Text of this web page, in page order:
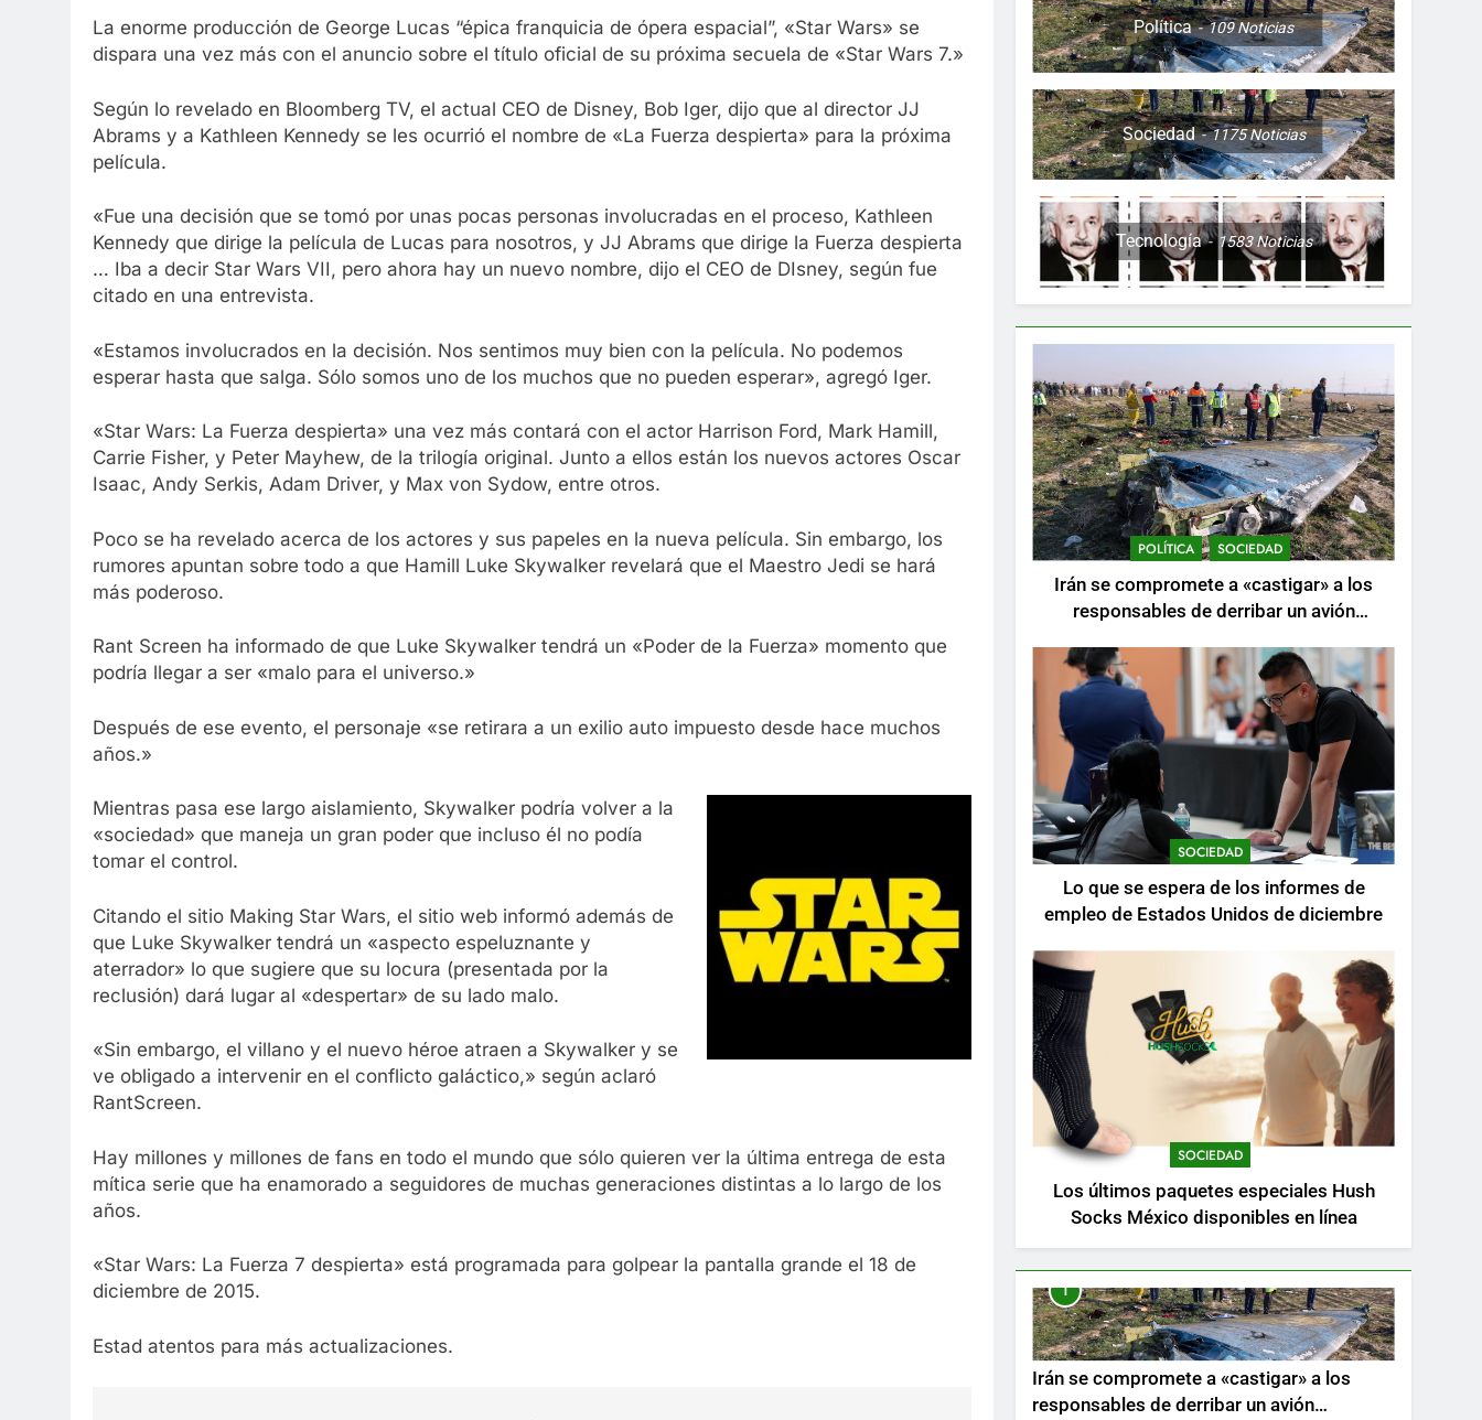
7 Años Atrás
Crucero en México te lleva a lugares paranormales con binoculares de visión nocturna y reuniones de secuestrados
La Inteligencia Artificial deepfake de Samsung fabrica un clip de movimiento desde una sola foto
7 Años Atrás
La enorme producción de George Lucas “épica franquicia de ópera espacial”, «Star Wars» se
dispara una vez más con el anuncio sobre el título oficial de su próxima secuela de «Star Wars 7.»
Según lo revelado en Bloomberg TV, el actual CEO de Disney, Bob Iger, dijo que al director JJ
Abrams y a Kathleen Kennedy se les ocurrió el nombre de «La Fuerza despierta» para la próxima
película.
«Fue una decisión que se tomó por unas pocas personas involucradas en el proceso, Kathleen
Kennedy que dirige la película de Lucas para nosotros, y JJ Abrams que dirige la Fuerza despierta
… Iba a decir Star Wars VII, pero ahora hay un nuevo nombre, dijo el CEO de DIsney, según fue
citado en una entrevista.
«Estamos involucrados en la decisión. Nos sentimos muy bien con la película. No podemos
esperar hasta que salga. Sólo somos uno de los muchos que no pueden esperar», agregó Iger.
«Star Wars: La Fuerza despierta» una vez más contará con el actor Harrison Ford, Mark Hamill,
Carrie Fisher, y Peter Mayhew, de la trilogía original. Junto a ellos están los nuevos actores Oscar
Isaac, Andy Serkis, Adam Driver, y Max von Sydow, entre otros.
Poco se ha revelado acerca de los actores y sus papeles en la nueva película. Sin embargo, los
rumores apuntan sobre todo a que Hamill Luke Skywalker revelará que el Maestro Jedi se hará
más poderoso.
Rant Screen ha informado de que Luke Skywalker tendrá un «Poder de la Fuerza» momento que
podría llegar a ser «malo para el universo.»
Después de ese evento, el personaje «se retirara a un exilio auto impuesto desde hace muchos
años.»
Mientras pasa ese largo aislamiento, Skywalker podría volver a la
«sociedad» que maneja un gran poder que incluso él no podía
tomar el control.
Citando el sitio Making Star Wars, el sitio web informó además de
que Luke Skywalker tendrá un «aspecto espeluznante y
aterrador» lo que sugiere que su locura (presentada por la
reclusión) dará lugar al «despertar» de su lado malo.
«Sin embargo, el villano y el nuevo héroe atraen a Skywalker y se
ve obligado a intervenir en el conflicto galáctico,» según aclaró
RantScreen.
Hay millones y millones de fans en todo el mundo que sólo quieren ver la última entrega de esta
mítica serie que ha enamorado a seguidores de muchas generaciones distintas a lo largo de los
años.
«Star Wars: La Fuerza 7 despierta» está programada para golpear la pantalla grande el 18 de
diciembre de 2015.
Estad atentos para más actualizaciones.
Política 109Noticias
Sociedad 1175Noticias
Tecnología 1583Noticias
POLÍTICA SOCIEDAD
Irán se compromete a «castigar» a los
responsables de derribar un avión
SOCIEDAD
Lo que se espera de los informes de
empleo de Estados Unidos de diciembre
SOCIEDAD
Los últimos paquetes especiales Hush
Socks México disponibles en línea
1
Irán se compromete a «castigar» a los
responsables de derribar un avión